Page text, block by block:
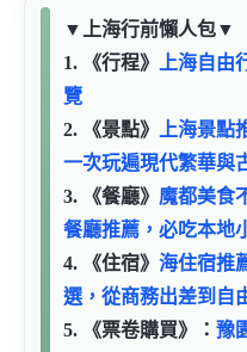
▼ 上海行前懶人包▼
1. 《行程》
上海自由
覽
2. 《景點》
上海景點
一次玩遍現代繁華與
3. 《餐廳》 魔都美食
餐廳推薦，必吃本地
4. 《住宿》 海住宿推
選，從商務出差到自
5. 《票卷購買》： 豫